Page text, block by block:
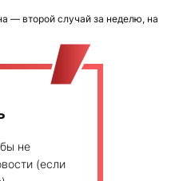
— второй случай за неделю, на
не
(если